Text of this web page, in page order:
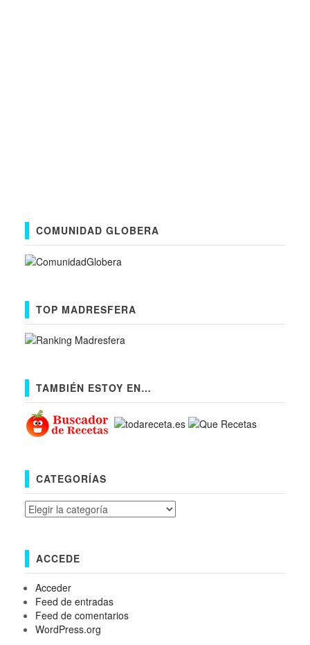
COMUNIDAD GLOBERA
TOP MADRESFERA
TAMBIÉN ESTOY EN…
CATEGORÍAS
Categorías
ACCEDE
Acceder
Feed de entradas
Feed de comentarios
WordPress.org